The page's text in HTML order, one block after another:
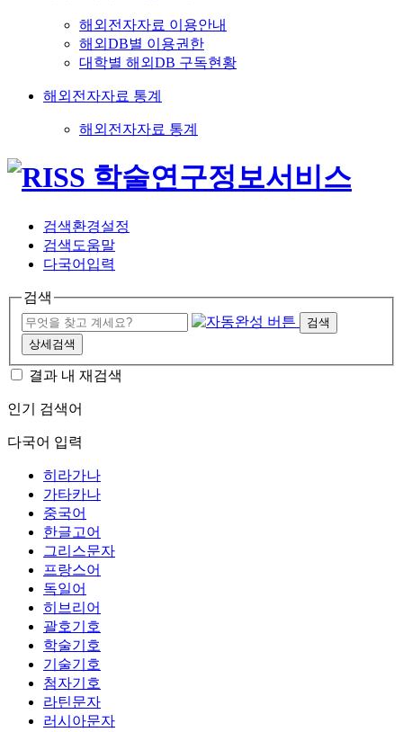
해외전자자료 이용안내
해외DB별 이용권한
대학별 해외DB 구독현황
해외전자자료 통계
해외전자자료 통계
검색환경설정
검색도움말
다국어입력
검색
검색
상세검색
결과 내 재검색
인기 검색어
다국어 입력
히라가나
가타카나
중국어
한글고어
그리스문자
프랑스어
독일어
히브리어
괄호기호
학술기호
기술기호
첨자기호
라틴문자
러시아문자